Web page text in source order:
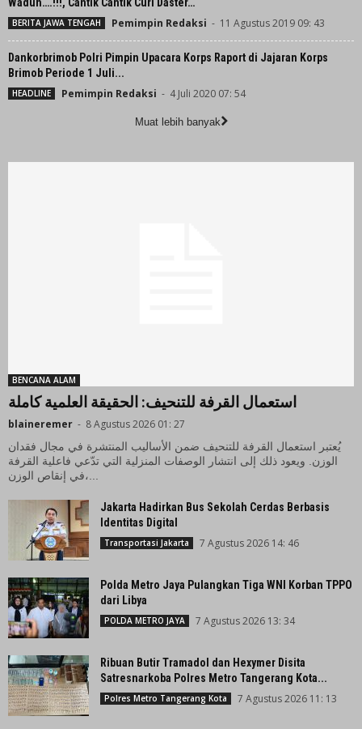
Waduh….!!!, Cantik Cantik Curi Daster…
BERITA JAWA TENGAH Pemimpin Redaksi - 11 Agustus 2019 09: 43
Dankorbrimob Polri Pimpin Upacara Korps Raport di Jajaran Korps
Brimob Periode 1 Juli...
HEADLINE Pemimpin Redaksi - 4 Juli 2020 07: 54
Muat lebih banyak
BENCANA ALAM
استعمال القرفة للتنحيف: الحقيقة العلمية كاملة
blaineremer - 8 Agustus 2026 01: 27
يُعتبر استعمال القرفة للتنحيف ضمن الأساليب المنتشرة في مجال فقدان
الوزن. ويعود ذلك إلى انتشار الوصفات المنزلية التي تدّعي فاعلية القرفة
في إنقاص الوزن،...
Jakarta Hadirkan Bus Sekolah Cerdas Berbasis
Identitas Digital
Transportasi Jakarta 7 Agustus 2026 14: 46
Polda Metro Jaya Pulangkan Tiga WNI Korban TPPO
dari Libya
POLDA METRO JAYA 7 Agustus 2026 13: 34
Ribuan Butir Tramadol dan Hexymer Disita
Satresnarkoba Polres Metro Tangerang Kota...
Polres Metro Tangerang Kota 7 Agustus 2026 11: 13